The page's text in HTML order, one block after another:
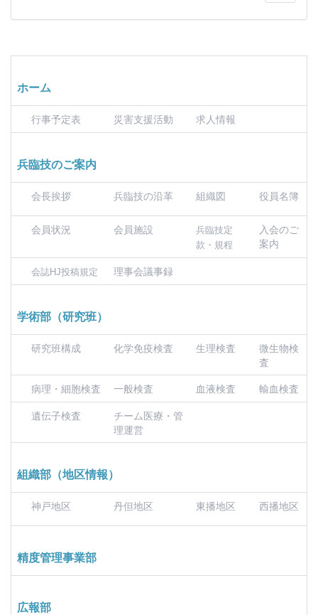
ホーム
行事予定表 災害支援活動 求人情報
兵臨技のご案内
会長挨拶 兵臨技の沿革 組織図 役員名簿
会員状況 会員施設
兵臨技定
款・規程
入会のご
案内
会誌HJ投稿規定 理事会議事録
学術部（研究班）
研究班構成 化学免疫検査 生理検査
微生物検
査
病理・細胞検査
一般検査 血液検査
輸血検査
遺伝子検査
チーム医療・管
理運営
組織部（地区情報）
神戸地区 丹但地区 東播地区 西播地区
精度管理事業部
広報部